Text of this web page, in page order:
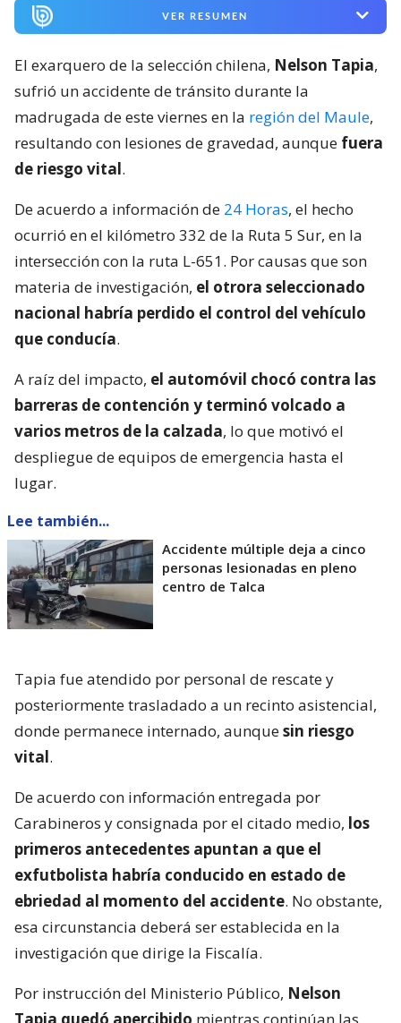
VER RESUMEN
El exarquero de la selección chilena, Nelson Tapia,
sufrió un accidente de tránsito durante la
madrugada de este viernes en la región del Maule,
resultando con lesiones de gravedad, aunque fuera
de riesgo vital.
De acuerdo a información de 24 Horas, el hecho
ocurrió en el kilómetro 332 de la Ruta 5 Sur, en la
intersección con la ruta L-651. Por causas que son
materia de investigación, el otrora seleccionado
nacional habría perdido el control del vehículo
que conducía.
A raíz del impacto, el automóvil chocó contra las
barreras de contención y terminó volcado a
varios metros de la calzada, lo que motivó el
despliegue de equipos de emergencia hasta el
lugar.
Lee también...
Accidente múltiple deja a cinco
personas lesionadas en pleno
centro de Talca
Tapia fue atendido por personal de rescate y
posteriormente trasladado a un recinto asistencial,
donde permanece internado, aunquesin riesgo
vital.
De acuerdo con información entregada por
Carabineros y consignada por el citado medio, los
primeros antecedentes apuntan a que el
exfutbolista habría conducido en estado de
ebriedad al momento del accidente. No obstante,
esa circunstancia deberá ser establecida en la
investigación que dirige la Fiscalía.
Por instrucción del Ministerio Público, Nelson
Tapia quedó apercibido mientras continúan las